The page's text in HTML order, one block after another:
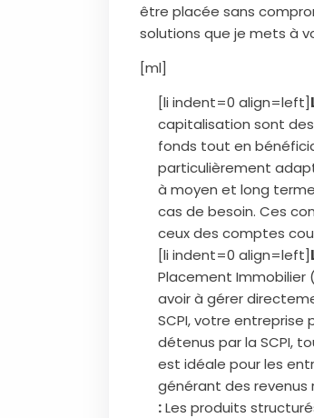
être placée sans
solutions que je mets à
[ml]
[li indent=0 align=left]
capitalisation sont
fonds tout en
particulièrement
à moyen et long
cas de besoin. Ces
ceux des comptes
[li indent=0 align=left]
Placement Immobilier
avoir à gérer
SCPI, votre
détenus par la SCPI,
est idéale pour les
générant des revenus
:Les produits